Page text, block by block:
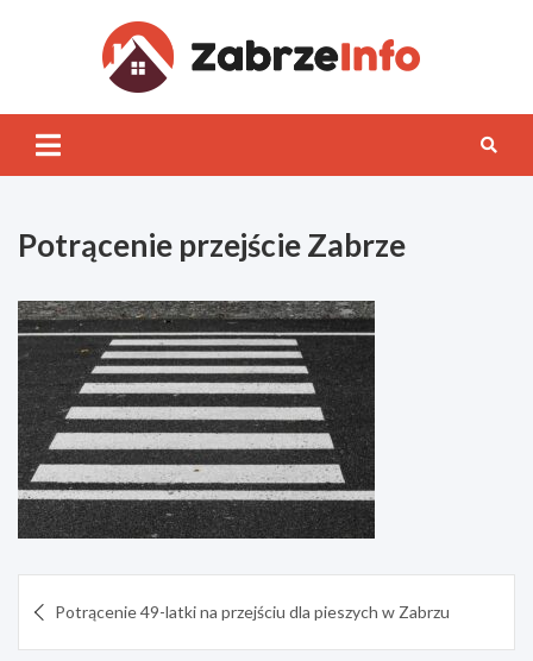
INFO
Potrącenie przejście Zabrze
wpisu
Potrącenie 49-latki na przejściu dla pieszych w Zabrzu